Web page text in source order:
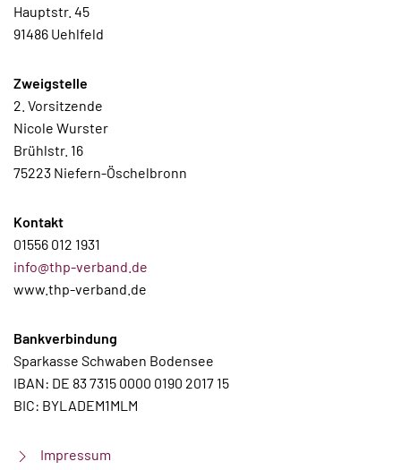
Hauptstr. 45
91486 Uehlfeld
Zweigstelle
2. Vorsitzende
Nicole Wurster
Brühlstr. 16
75223 Niefern-Öschelbronn
Kontakt
01556 012 1931
info@thp-verband.de
www.thp-verband.de
Bankverbindung
Sparkasse Schwaben Bodensee
IBAN: DE 83 7315 0000 0190 2017 15
BIC: BYLADEM1MLM
Impressum